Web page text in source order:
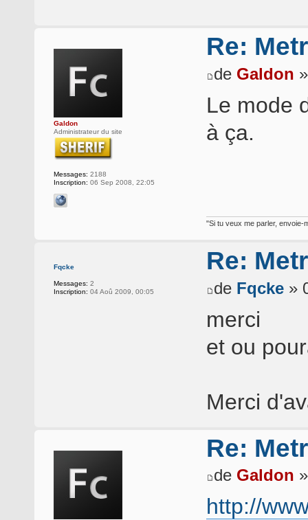
Galdon
Administrateur du site
Messages: 2188
Inscription: 06 Sep 2008, 22:05
Re:
de Galdon
Le mode
à ça.
"Si tu veux me parler, envoie-
Fqcke
Messages: 2
Inscription: 04 Aoû 2009, 00:05
Re:
de Fqcke »
merci
et ou
Merci
Re:
de Galdon
http://